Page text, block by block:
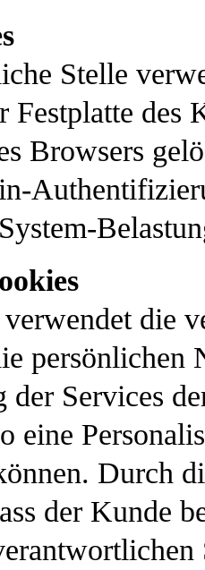
Stelle
Festplatte des
Browsers
die
persönlichen
der Services
eine
Durch
der Kunde